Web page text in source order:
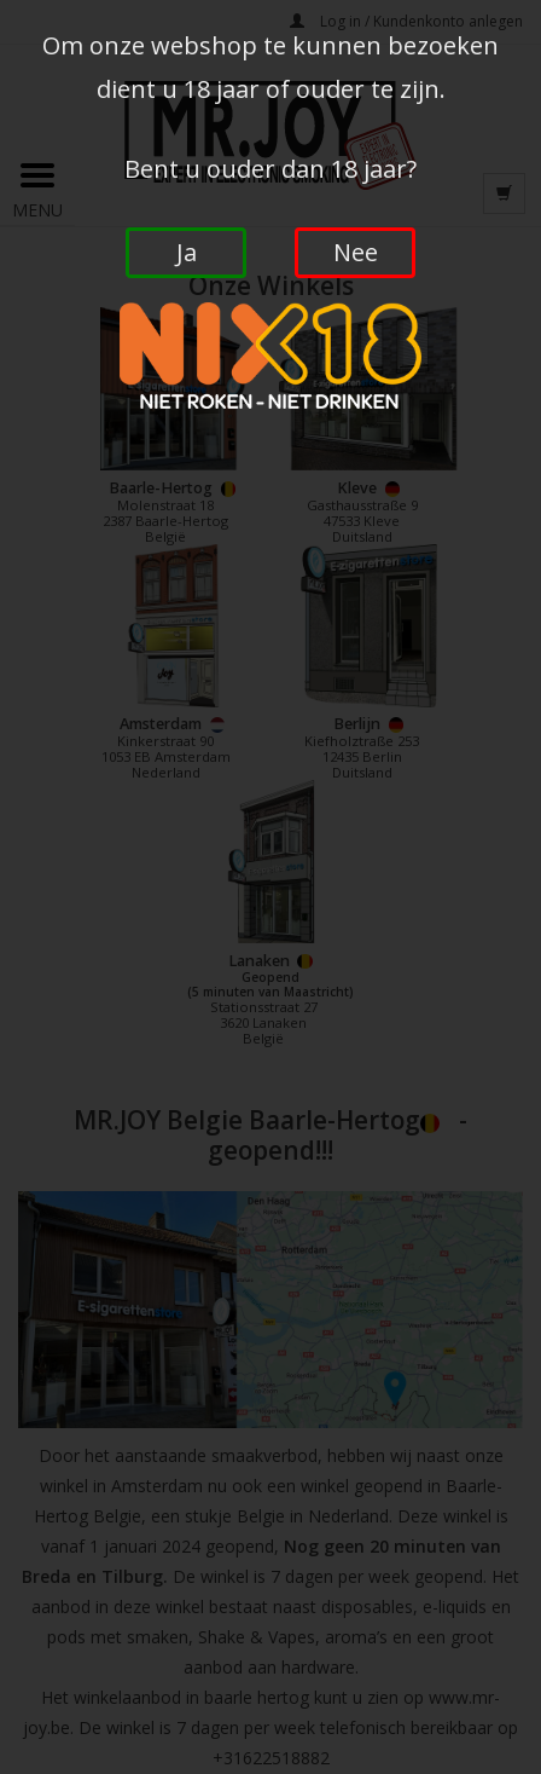
Log in / Kundenkonto anlegen
MENU
Onze Winkels
Baarle-Hertog
Molenstraat 18
2387 Baarle-Hertog
België
Kleve
Gasthausstraße 9
47533 Kleve
Duitsland
Amsterdam
Kinkerstraat 90
1053 EB Amsterdam
Nederland
Berlijn
Kiefholztraße 253
12435 Berlin
Duitsland
Lanaken
Geopend
(5 minuten van Maastricht)
Stationsstraat 27
3620 Lanaken
België
MR.JOY Belgie Baarle-Hertog
-
geopend!!!
Door het aanstaande smaakverbod, hebben wij naast onze
winkel in Amsterdam nu ook een winkel geopend in Baarle-
Hertog Belgie, een stukje Belgie in Nederland. Deze winkel is
vanaf 1 januari 2024 geopend, Nog geen 20 minuten van
Breda en Tilburg. De winkel is 7 dagen per week geopend. Het
aanbod in deze winkel bestaat naast disposables, e-liquids en
pods met smaken, Shake & Vapes, aroma’s en een groot
aanbod aan hardware.
Het winkelaanbod in baarle hertog kunt u zien op www.mr-
joy.be. De winkel is 7 dagen per week telefonisch bereikbaar op
+31622518882
Om onze webshop te kunnen bezoeken
dient u 18 jaar of ouder te zijn.
Bent u ouder dan 18 jaar?
Ja Nee